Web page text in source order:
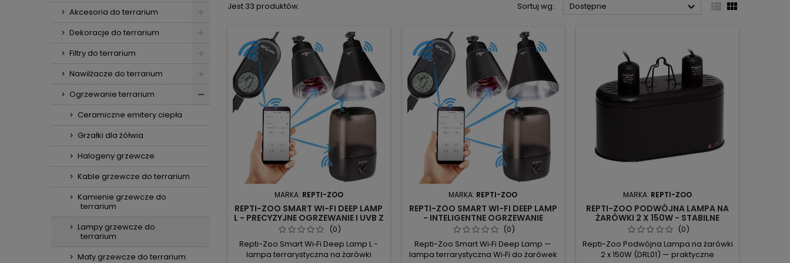
Akcesoria do terrarium
Dekoracje do terrarium
Filtry do terrarium
Nawilżacze do terrarium
Ogrzewanie terrarium
Ceramiczne emitery ciepła
Grzałki dla żółwia
Halogeny grzewcze
Kable grzewcze do terrarium
Kamienie grzewcze do
terrarium
Lampy grzewcze do
terrarium
Maty grzewcze do terrarium
Jest 33 produktów. Sortuj wg: Dostępne   
MARKA: REPTI-ZOO
REPTI-ZOO SMART WI-FI DEEP LAMP
L - PRECYZYJNE OGRZEWANIE I UVB Z
ZDALNYM STEROWANIEM
(0)
Repti-Zoo Smart Wi‑Fi Deep Lamp L -
lampa terrarystyczna na żarówki
MARKA: REPTI-ZOO
REPTI-ZOO SMART WI-FI DEEP LAMP
- INTELIGENTNE OGRZEWANIE
TERRARIUM(0)
Repti-Zoo Smart Wi‑Fi Deep Lamp —
lampa terrarystyczna Wi‑Fi do żarówek
MARKA: REPTI-ZOO
REPTI-ZOO PODWÓJNA LAMPA NA
ŻARÓWKI 2 X 150W - STABILNE
CIEPŁO DLA TERRARIUM
(0)
Repti-Zoo Podwójna Lampa na żarówki
2 x 150W (DRL01) — praktyczne